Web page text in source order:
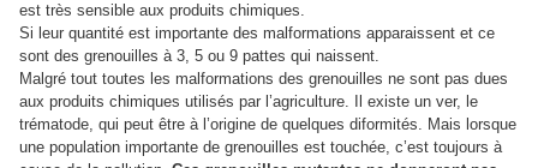
est très sensible aux produits chimiques.
Si leur quantité est importante des malformations apparaissent et ce
sont des grenouilles à 3, 5 ou 9 pattes qui naissent.
Malgré tout toutes les malformations des grenouilles ne sont pas dues
aux produits chimiques utilisés par l’agriculture. Il existe un ver, le
trématode, qui peut être à l’origine de quelques diformités. Mais lorsque
une population importante de grenouilles est touchée, c’est toujours à